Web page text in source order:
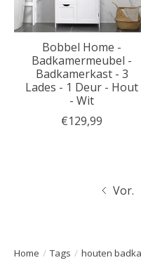
Home / Tags / houten
Bobbel Home -
Badkamermeubel -
Badkamerkast - 3
Lades - 1 Deur - Hout
- Wit
€129,99
Vor.